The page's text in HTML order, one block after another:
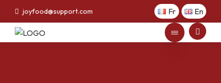
joyfood@support.com Fr En